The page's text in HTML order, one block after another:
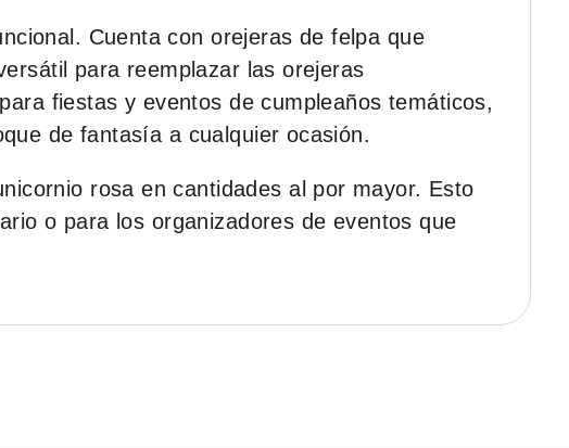
Cuenta con orejeras de felpa que
para reemplazar las orejeras
fiestas y eventos de cumpleaños temáticos,
de fantasía a cualquier ocasión.
rosa en cantidades al por mayor. Esto
o para los organizadores de eventos que